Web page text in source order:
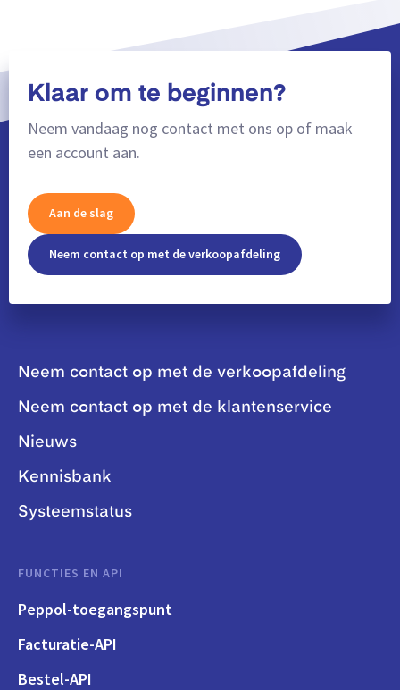
Klaar om te beginnen?
Neem vandaag nog contact met ons op of maak
een account aan.
Aan de slag
Neem contact op met de verkoopafdeling
Neem contact op met de verkoopafdeling
Neem contact op met de klantenservice
Nieuws
Kennisbank
Systeemstatus
FUNCTIES EN API
Peppol-toegangspunt
Facturatie-API
Bestel-API